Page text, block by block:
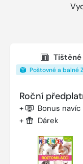
Tištěné
Poštovné a balné
Roční
+ Bonus
+ Dárek